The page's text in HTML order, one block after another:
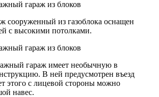
сооруженный из газоблока оснащен
с высокими потолками.
гараж имеет необычную в
В ней предусмотрен въезд
этого с лицевой стороны можно
навес.